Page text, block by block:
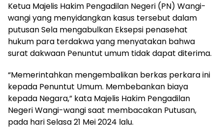
Ketua Majelis Hakim Pengadilan Negeri (PN) Wangi-
wangi yang menyidangkan kasus tersebut dalam
putusan Sela mengabulkan Eksepsi penasehat
hukum para terdakwa yang menyatakan bahwa
surat dakwaan Penuntut umum tidak dapat diterima.
“Memerintahkan mengembalikan berkas perkara ini
kepada Penuntut Umum. Membebankan biaya
kepada Negara,” kata Majelis Hakim Pengadilan
Negeri Wangi-wangi saat membacakan Putusan,
pada hari Selasa 21 Mei 2024 lalu.